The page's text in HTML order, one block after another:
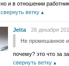
но и в отношении
свернуть ветку
Jetta 26 декабря
Не промешанное
почему? это что за
свернуть ветку